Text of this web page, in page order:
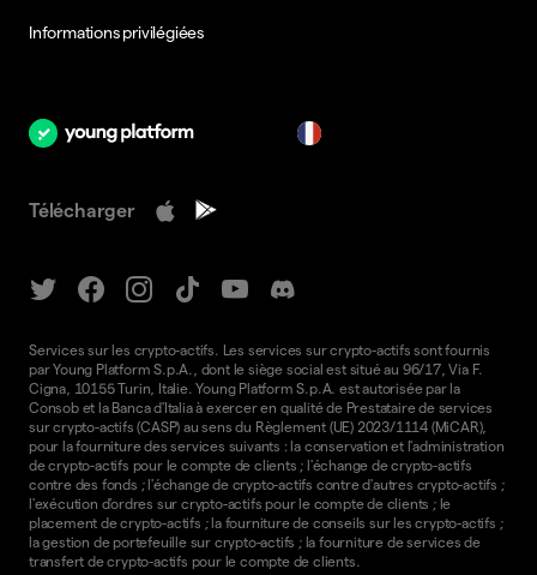
Informations privilégiées
Télécharger
Services sur les crypto-actifs. Les services sur crypto-actifs sont fournis
par Young Platform S.p.A., dont le siège social est situé au 96/17, Via F.
Cigna, 10155 Turin, Italie. Young Platform S.p.A. est autorisée par la
Consob et la Banca d'Italia à exercer en qualité de Prestataire de services
sur crypto-actifs (CASP) au sens du Règlement (UE) 2023/1114 (MiCAR),
pour la fourniture des services suivants : la conservation et l'administration
de crypto-actifs pour le compte de clients ; l'échange de crypto-actifs
contre des fonds ; l'échange de crypto-actifs contre d'autres crypto-actifs ;
l'exécution d'ordres sur crypto-actifs pour le compte de clients ; le
placement de crypto-actifs ; la fourniture de conseils sur les crypto-actifs ;
la gestion de portefeuille sur crypto-actifs ; la fourniture de services de
transfert de crypto-actifs pour le compte de clients.